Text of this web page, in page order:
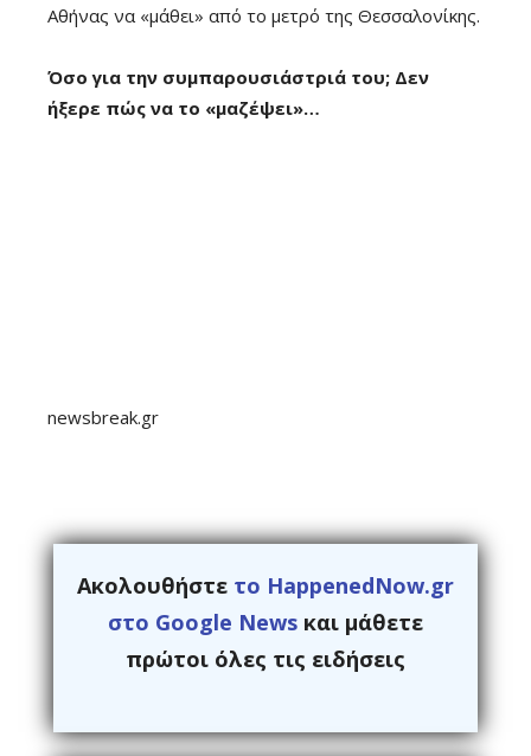
Αθήνας να «μάθει» από το μετρό της Θεσσαλονίκης.
Όσο για την συμπαρουσιάστριά του; Δεν
ήξερε πώς να το «μαζέψει»…
newsbreak.gr
Ακολουθήστε το HappenedNow.gr
στο Google News και μάθετε
πρώτοι όλες τις ειδήσεις